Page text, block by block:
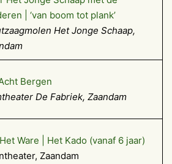
| ‘van boom tot plank’
Het Jonge Schaap,
Bergen
De Fabriek, Zaandam
Ware | Het Kado (vanaf 6 jaar)
Zaandam